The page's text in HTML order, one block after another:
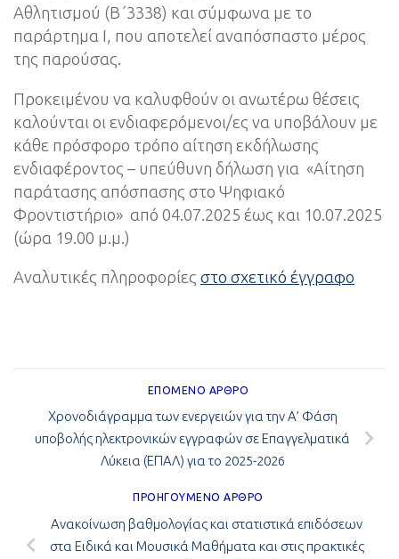
Αθλητισμού (Β΄3338) και σύμφωνα με το
παράρτημα I, που αποτελεί αναπόσπαστο μέρος
της παρούσας.
Προκειμένου να καλυφθούν οι ανωτέρω θέσεις
καλούνται οι ενδιαφερόμενοι/ες να υποβάλουν με
κάθε πρόσφορο τρόπο αίτηση εκδήλωσης
ενδιαφέροντος – υπεύθυνη δήλωση για «Αίτηση
παράτασης απόσπασης στο Ψηφιακό
Φροντιστήριο» από 04.07.2025 έως και 10.07.2025
(ώρα 19.00 μ.μ.)
Αναλυτικές πληροφορίες στο σχετικό έγγραφο
ΕΠΌΜΕΝΟ ΆΡΘΡΟ
Χρονοδιάγραμμα των ενεργειών για την Α’ Φάση
υποβολής ηλεκτρονικών εγγραφών σε Επαγγελματικά
Λύκεια (ΕΠΑΛ) για το 2025-2026
ΠΡΟΗΓΟΎΜΕΝΟ ΆΡΘΡΟ
Ανακοίνωση βαθμολογίας και στατιστικά επιδόσεων
στα Ειδικά και Μουσικά Μαθήματα και στις πρακτικές